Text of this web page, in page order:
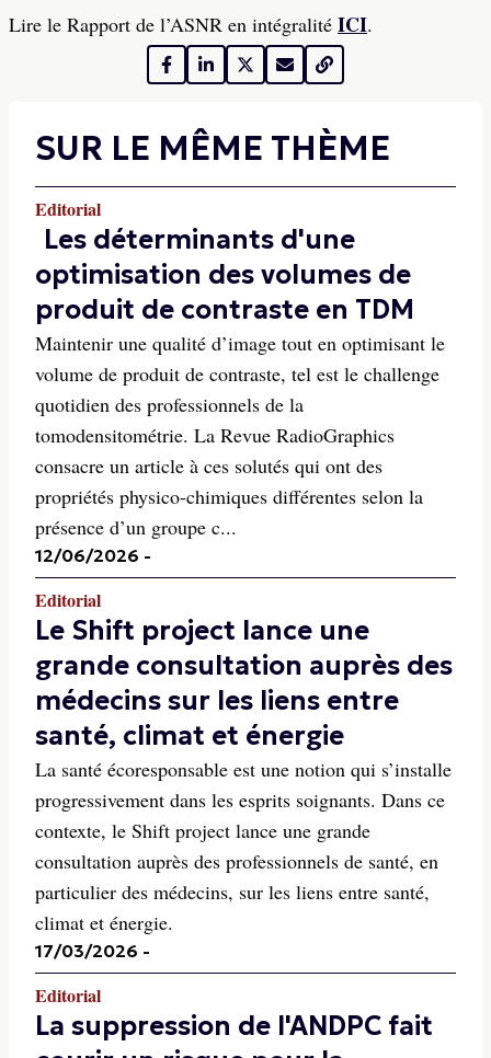
Lire le Rapport de l’ASNR en intégralité ICI.
SUR LE MÊME THÈME
Editorial
Les déterminants d'une
optimisation des volumes de
produit de contraste en TDM
Maintenir une qualité d’image tout en optimisant le
volume de produit de contraste, tel est le challenge
quotidien des professionnels de la
tomodensitométrie. La Revue RadioGraphics
consacre un article à ces solutés qui ont des
propriétés physico-chimiques différentes selon la
présence d’un groupe c...
12/06/2026 -
Editorial
Le Shift project lance une
grande consultation auprès des
médecins sur les liens entre
santé, climat et énergie
La santé écoresponsable est une notion qui s’installe
progressivement dans les esprits soignants. Dans ce
contexte, le Shift project lance une grande
consultation auprès des professionnels de santé, en
particulier des médecins, sur les liens entre santé,
climat et énergie.
17/03/2026 -
Editorial
La suppression de l'ANDPC fait